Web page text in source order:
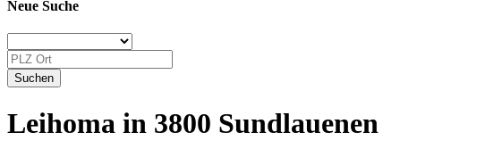
Neue Suche
Leihoma in 3800 Sundlauenen